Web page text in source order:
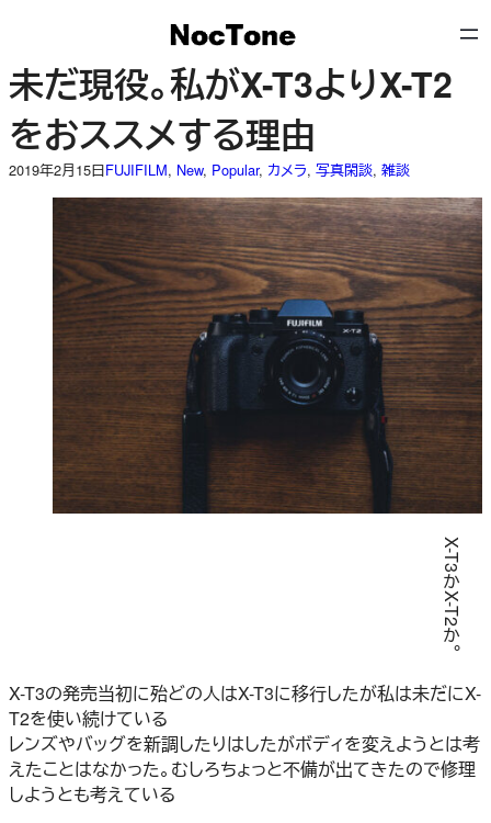
を
ス
キ
ッ
プ
未だ現役。私がX-T3よりX-T2
をおススメする理由
2019年2月15日FUJIFILM, New, Popular, カメラ, 写真閑談, 雑談
X-T3かX-T2か。
X-T3の発売当初に殆どの人はX-T3に移行したが私は未だにX-
T2を使い続けている
レンズやバッグを新調したりはしたがボディを変えようとは考
えたことはなかった。むしろちょっと不備が出てきたので修理
しようとも考えている